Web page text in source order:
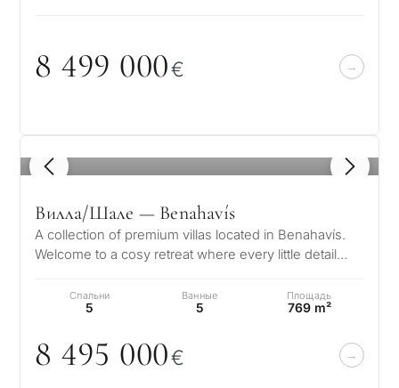
8 499 000€
1 / 8
Вилла/Шале — Benahavís
A collection of premium villas located in Benahavís.
Welcome to a cosy retreat where every little detail
Спальни
5
Ванные
5
Площадь
769 m²
8 495 000€